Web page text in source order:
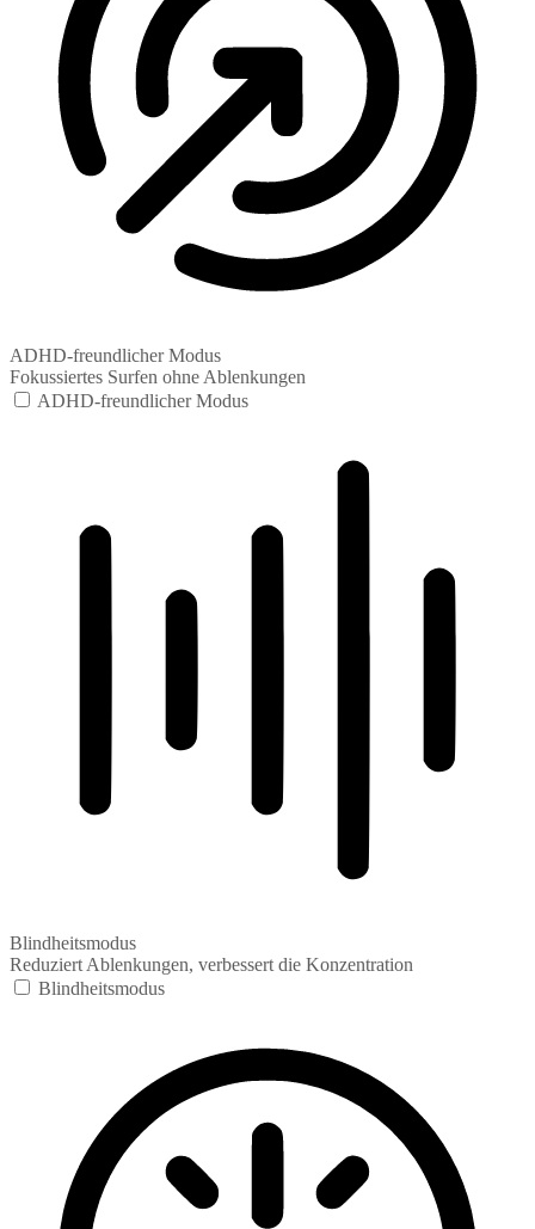
ADHD-freundlicher Modus
Fokussiertes Surfen ohne Ablenkungen
ADHD-freundlicher Modus
Blindheitsmodus
Reduziert Ablenkungen, verbessert die Konzentration
Blindheitsmodus